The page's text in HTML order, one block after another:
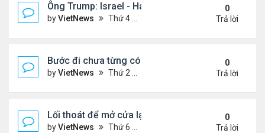
Ông Trump: Israel - Hamas đạt thỏa thuận hòa
byVietNews Thứ 4 Tháng 10 08, 2025 5:38 pm
0
Trả lời
Bước đi chưa từng có của ông Trump khi ký sắc
byVietNews Thứ 2 Tháng 10 06, 2025 5:17 pm
0
Trả lời
Lối thoát để mở cửa lại chính phủ Mỹ
byVietNews Thứ 6 Tháng 10 03, 2025 4:28 pm
0
Trả lời